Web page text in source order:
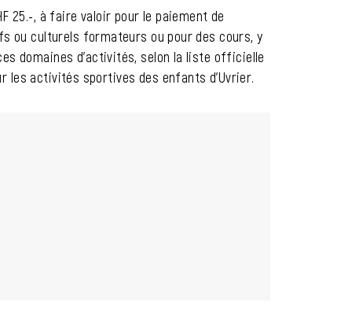
25.-, à faire valoir pour le paiement de
culturels formateurs ou pour des cours, y
domaines d’activités, selon la liste officielle
les activités sportives des enfants d’Uvrier.